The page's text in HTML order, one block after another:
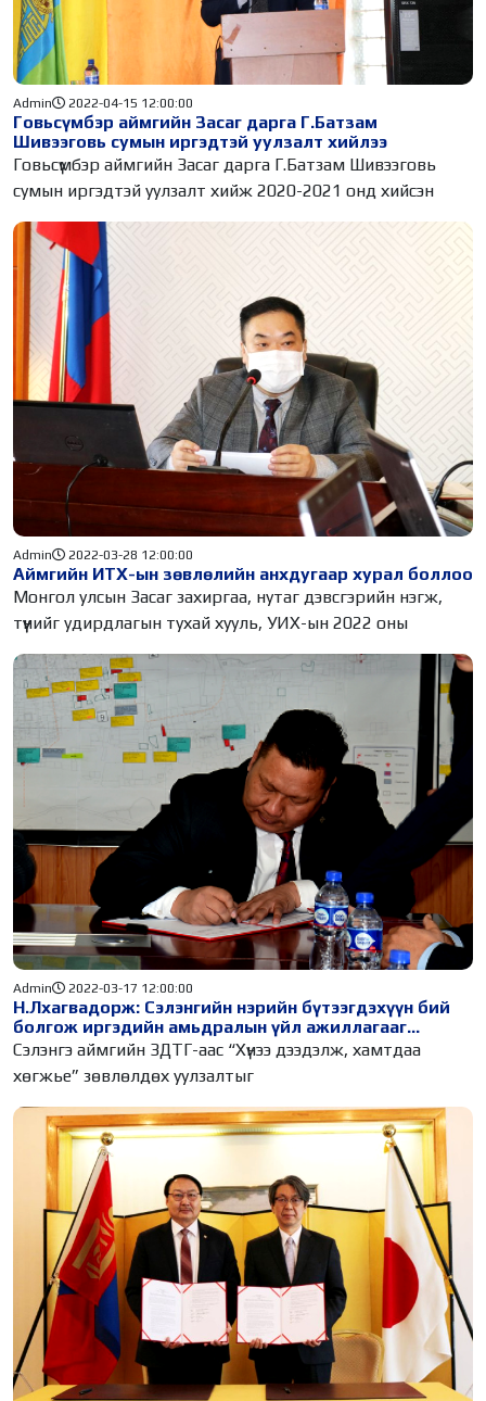
Говьсүмбэр аймгийн Засаг дарга Г.Батзам
Шивээговь сумын иргэдтэй уулзалт хийлээ
Admin 2022-04-15 12:00:00
Говьсүмбэр аймгийн Засаг дарга Г.Батзам Шивээговь
сумын иргэдтэй уулзалт хийж 2020-2021 онд хийсэн
Аймгийн ИТХ-ын зөвлөлийн анхдугаар хурал боллоо
Admin 2022-03-28 12:00:00
Монгол улсын Засаг захиргаа, нутаг дэвсгэрийн нэгж,
түүнийг удирдлагын тухай хууль, УИХ-ын 2022 оны
Н.Лхагвадорж: Сэлэнгийн нэрийн бүтээгдэхүүн бий
болгож иргэдийн амьдралын үйл ажиллагааг
дээшлүүлэх болно
Admin 2022-03-17 12:00:00
Сэлэнгэ аймгийн ЗДТГ-аас “Хүнээ дээдэлж, хамтдаа
хөгжье” зөвлөлдөх уулзалтыг